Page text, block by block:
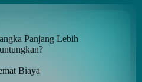
Panjang Lebih
Biaya